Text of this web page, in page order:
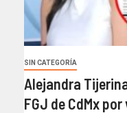
SIN CATEGORÍA
Alejandra
FGJ de CdMx